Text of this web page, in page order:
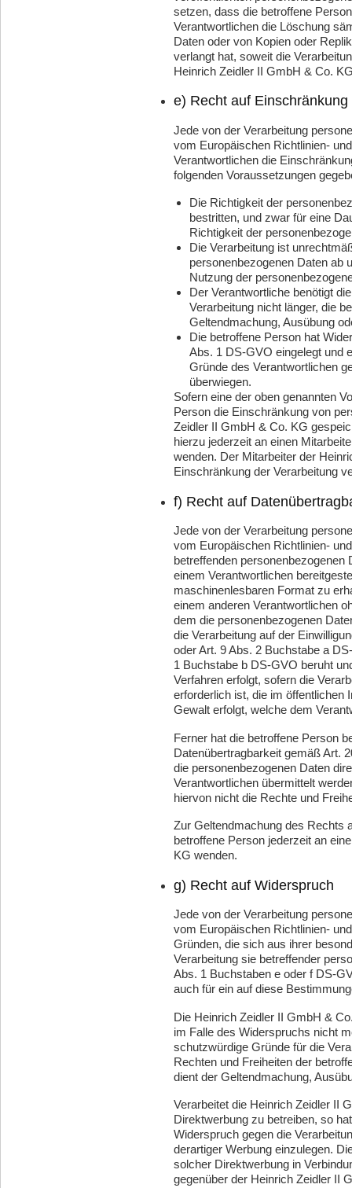
setzen, dass die betroffene
Verantwortlichen die Löschung
Daten oder von Kopien oder
verlangt hat, soweit die
Heinrich Zeidler II GmbH & Co.
e) Recht auf
Jede von der Verarbeitung
vom Europäischen Richtlinien-
Verantwortlichen die
folgenden Voraussetzungen
Die Richtigkeit der
bestritten, und zwar für eine
Richtigkeit der
Die Verarbeitung ist
personenbezogenen Daten ab
Nutzung der
Der Verantwortliche benötigt
Verarbeitung nicht länger, die
Geltendmachung, Ausübung
Die betroffene Person hat
Abs. 1 DS-GVO eingelegt und
Gründe des Verantwortlichen
überwiegen.
Sofern eine der oben genannten
Person die Einschränkung von
Zeidler II GmbH & Co. KG
hierzu jederzeit an einen
wenden. Der Mitarbeiter der
Einschränkung der Verarbeitung
f) Recht auf
Jede von der Verarbeitung
vom Europäischen Richtlinien-
betreffenden
einem Verantwortlichen
maschinenlesbaren Format zu
einem anderen Verantwortlichen
dem die personenbezogenen
die Verarbeitung auf der
oder Art. 9 Abs. 2 Buchstabe a
1 Buchstabe b DS-GVO beruht
Verfahren erfolgt, sofern die
erforderlich ist, die im öffentlichen
Gewalt erfolgt, welche dem
Ferner hat die betroffene Person
Datenübertragbarkeit gemäß Art.
die personenbezogenen Daten
Verantwortlichen übermittelt
hiervon nicht die Rechte und
Zur Geltendmachung des Rechts
betroffene Person jederzeit an
KG wenden.
g) Recht auf Widerspruch
Jede von der Verarbeitung
vom Europäischen Richtlinien-
Gründen, die sich aus ihrer
Verarbeitung sie betreffender
Abs. 1 Buchstaben e oder f DS-
auch für ein auf diese
Die Heinrich Zeidler II GmbH &
im Falle des Widerspruchs nicht
schutzwürdige Gründe für die
Rechten und Freiheiten der
dient der Geltendmachung,
Verarbeitet die Heinrich Zeidler II
Direktwerbung zu betreiben, so
Widerspruch gegen die
derartiger Werbung einzulegen.
solcher Direktwerbung in
gegenüber der Heinrich Zeidler II